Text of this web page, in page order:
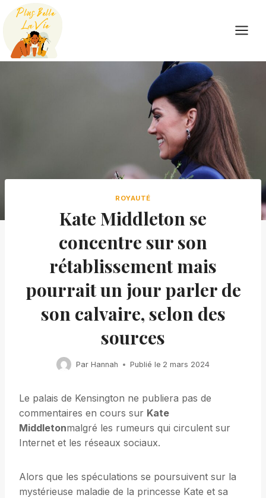
Skip
content
ROYAUTÉ
Kate Middleton se
concentre sur son
rétablissement mais
pourrait un jour parler de
son calvaire, selon des
sources
Par Hannah Publié le 2 mars 2024
Le palais de Kensington ne publiera pas de
commentaires en cours sur Kate
Middletonmalgré les rumeurs qui circulent sur
Internet et les réseaux sociaux.
Alors que les spéculations se poursuivent sur la
mystérieuse maladie de la princesse Kate et sa